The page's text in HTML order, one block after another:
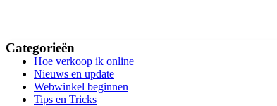
Categorieën
Hoe verkoop ik online
Nieuws en update
Webwinkel beginnen
Tips en Tricks